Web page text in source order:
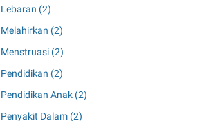
Lebaran (2)
Melahirkan (2)
Menstruasi (2)
Pendidikan (2)
Pendidikan Anak (2)
Penyakit Dalam (2)